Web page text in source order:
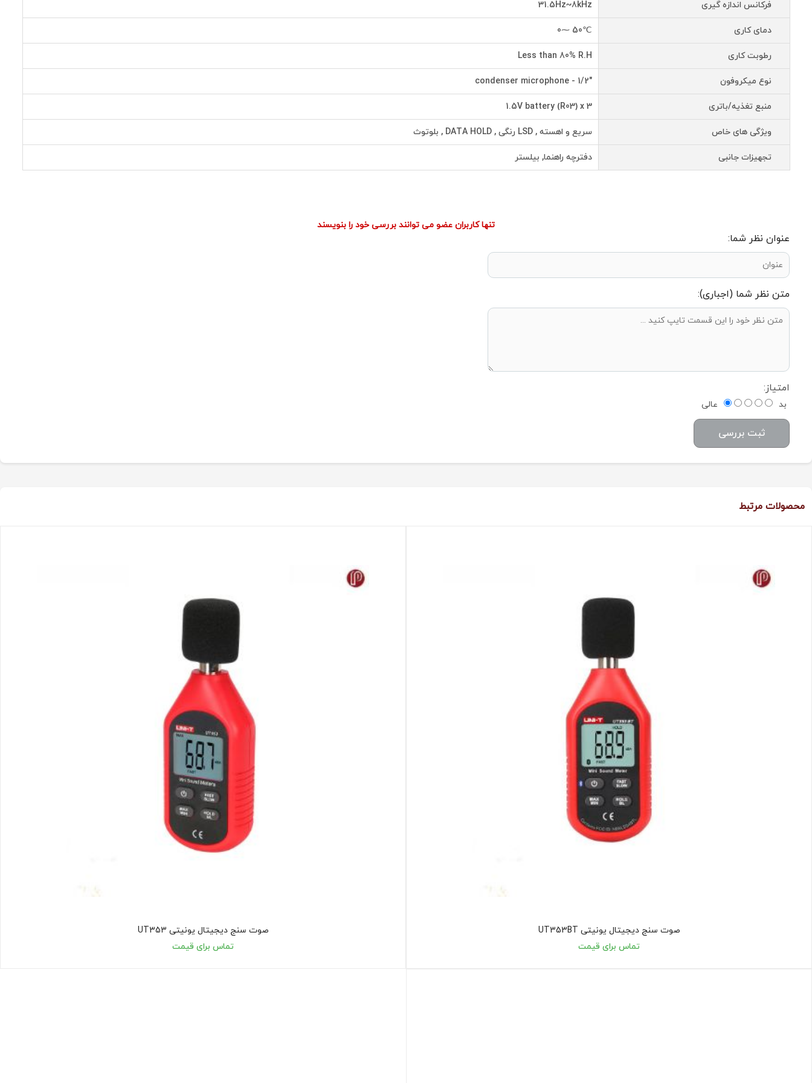
فرکانس اندازه گیری 31.5Hz~8kHz
دمای کاری ℃50 ⁓0
رطوبت کاری Less than 80% R.H
نوع میکروفون "condenser microphone - 1/2
منبع تغذیه/باتری 1.5V battery (R03) x 3
ویژگی های خاص سریع و اهسته , LSD رنگی , DATA HOLD , بلوتوث
تجهیزات جانبی دفترچه راهنما, بیلستر
تنها کاربران عضو می توانند بررسی خود را بنویسند
عنوان نظر شما:
متن نظر شما (اجباری):
امتیاز:
بد عالی
ثبت بررسی
محصولات مرتبط
صوت سنج دیجیتال یونیتی UT353BT
تماس برای قیمت
صوت سنج دیجیتال یونیتی UT353
تماس برای قیمت